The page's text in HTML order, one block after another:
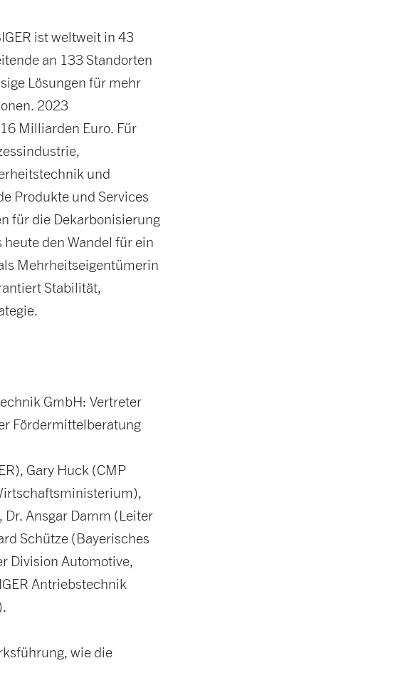
ist weltweit in 43
an 133 Standorten
Lösungen für mehr
2023
Milliarden Euro. Für
und
Produkte und Services
für die Dekarbonisierung
den Wandel für ein
Mehrheitseigentümerin
Stabilität,
GmbH: Vertreter
Fördermittelberatung
Gary Huck (CMP
Ansgar Damm (Leiter
Schütze (Bayerisches
Division Automotive,
Antriebstechnik
wie die